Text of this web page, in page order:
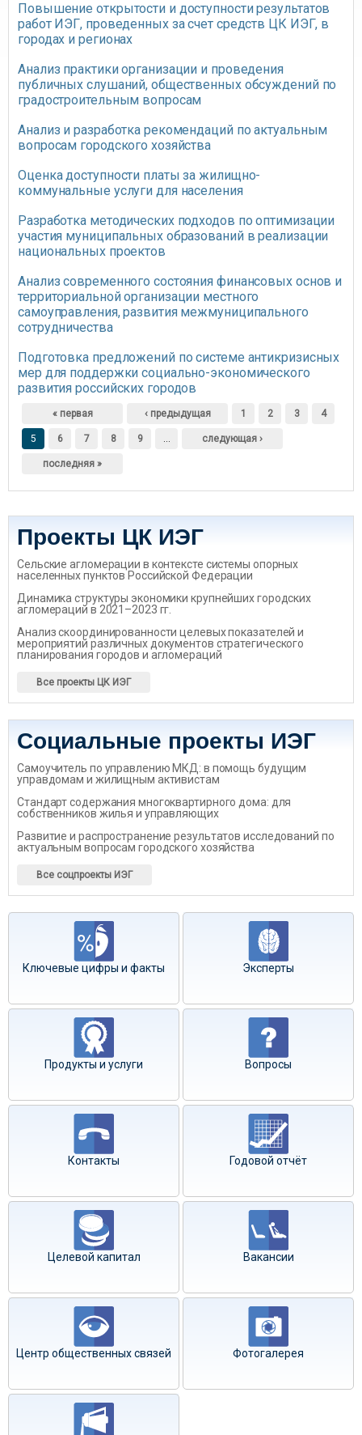
Повышение открытости и доступности результатов
работ ИЭГ, проведенных за счет средств ЦК ИЭГ, в
городах и регионах
Анализ практики организации и проведения
публичных слушаний, общественных обсуждений по
градостроительным вопросам
Анализ и разработка рекомендаций по актуальным
вопросам городского хозяйства
Оценка доступности платы за жилищно-
коммунальные услуги для населения
Разработка методических подходов по оптимизации
участия муниципальных образований в реализации
национальных проектов
Анализ современного состояния финансовых основ и
территориальной организации местного
самоуправления, развития межмуниципального
сотрудничества
Подготовка предложений по системе антикризисных
мер для поддержки социально-экономического
развития российских городов
Страницы
« первая ‹ предыдущая 1 2 3 4
5 6 7 8 9 … следующая ›
последняя »
Проекты ЦК ИЭГ
Сельские агломерации в контексте системы опорных
населенных пунктов Российской Федерации
Динамика структуры экономики крупнейших городских
агломераций в 2021–2023 гг.
Анализ скоординированности целевых показателей и
мероприятий различных документов стратегического
планирования городов и агломераций
Все проекты ЦК ИЭГ
Социальные проекты ИЭГ
Самоучитель по управлению МКД: в помощь будущим
управдомам и жилищным активистам
Стандарт содержания многоквартирного дома: для
собственников жилья и управляющих
Развитие и распространение результатов исследований по
актуальным вопросам городского хозяйства
Все соцпроекты ИЭГ
Ключевые цифры и факты Эксперты
Продукты и услуги Вопросы
Контакты Годовой отчёт
Целевой капитал Вакансии
Центр общественных связей Фотогалерея